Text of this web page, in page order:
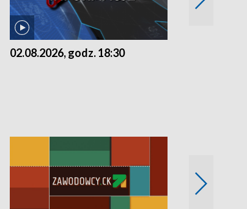
02.08.2026, godz. 18:30